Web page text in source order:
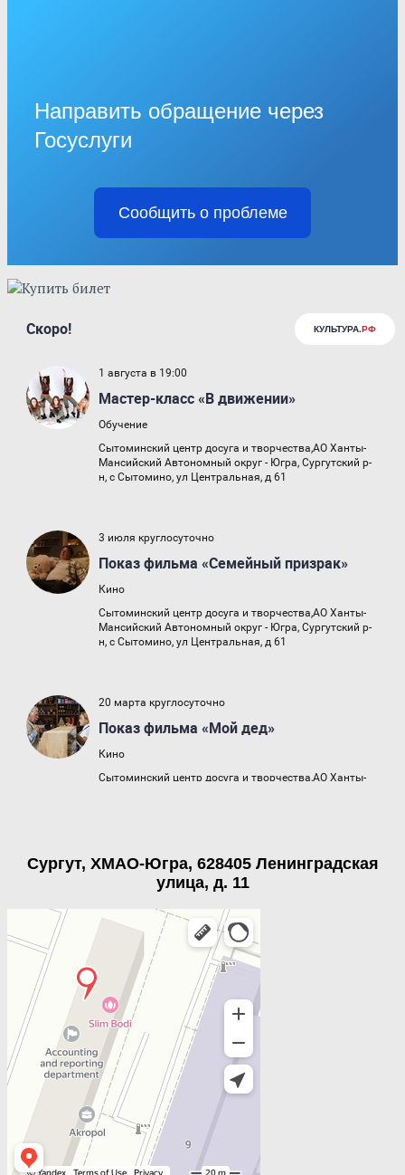
Направить обращение через
Госуслуги
Сообщить о проблеме
Сургут, ХМАО-Югра, 628405 Ленинградская
улица, д. 11